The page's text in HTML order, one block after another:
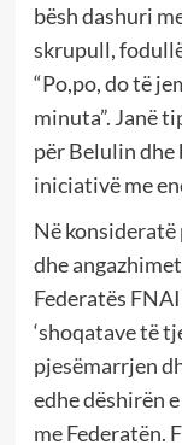
bësh dashuri
skrupull,
“Po,po, do të
minuta”. Janë
për Belulin dhe
iniciativë me
Në
dhe
Federatës
‘shoqatave të
pjesëmarrjen
edhe dëshirën
me Federatën.